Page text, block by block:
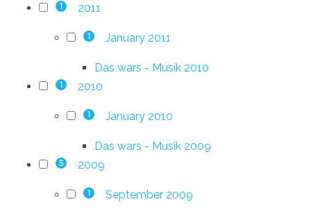
1 2011
1 January 2011
Das wars - Musik 2010
1 2010
1 January 2010
Das wars - Musik 2009
5 2009
1 September 2009